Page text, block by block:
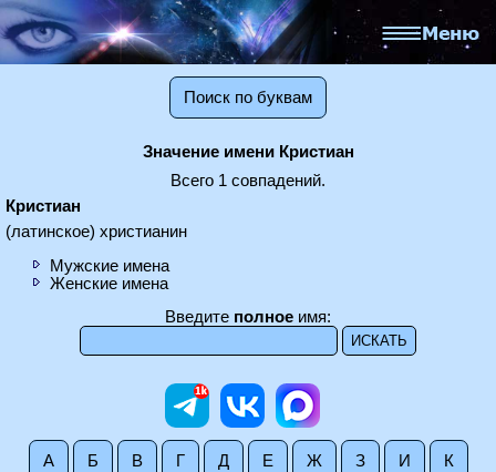
Поиск по буквам
Значение имени Кристиан
Всего 1 совпадений.
Кристиан
(латинское) христианин
Мужские имена
Женские имена
Введите полное имя:
А Б В Г Д Е Ж З И К